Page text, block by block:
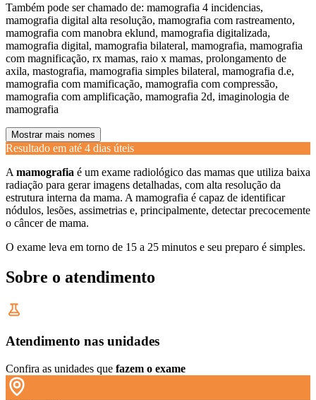
Também pode ser chamado de: mamografia 4 incidencias,
mamografia digital alta resolução, mamografia com rastreamento,
mamografia com manobra eklund, mamografia digitalizada,
mamografia digital, mamografia bilateral, mamografia, mamografia
com magnificação, rx mamas, raio x mamas, prolongamento de
axila, mastografia, mamografia simples bilateral, mamografia d.e,
mamografia com mamificação, mamografia com compressão,
mamografia com amplificação, mamografia 2d, imaginologia de
mamografia
Mostrar mais nomes
Resultado em até 4 dias úteis
A mamografia é um exame radiológico das mamas que utiliza baixa
radiação para gerar imagens detalhadas, com alta resolução da
estrutura interna da mama. A mamografia é capaz de identificar
nódulos, lesões, assimetrias e, principalmente, detectar precocemente
o câncer de mama.
O exame leva em torno de 15 a 25 minutos e seu preparo é simples.
Sobre o atendimento
Atendimento nas unidades
Confira as unidades que fazem o exame